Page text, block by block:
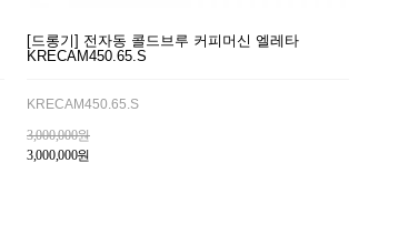
[드롱기] 전자동 콜드브루 커피머신 엘레타
KRECAM450.65.S
KRECAM450.65.S
3,000,000원
3,000,000원